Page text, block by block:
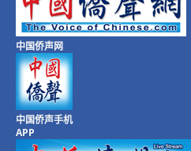
中国侨声网
中国侨声手机
APP